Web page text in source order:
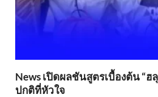
News เปิดผลชันสูตรเบื้องต้น “
ปกติที่หัวใจ